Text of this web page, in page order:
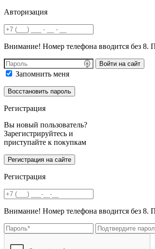
Авторизация
Внимание! Номер телефона вводится без 8.
Войти на сайт
Запомнить меня
Регистрация
Вы новый пользователь?
Зарегистрируйтесь и
приступайте к покупкам
Регистрация
Внимание! Номер телефона вводится без 8.